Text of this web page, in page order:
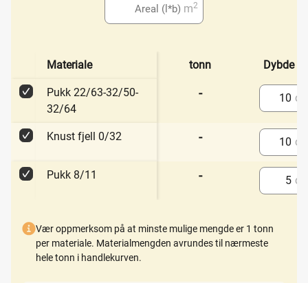
Ange area i kvadratmeter
m2
Materiale tonn
Dybde
Pukk 22/63-32/50-32/64 – Velge
Pukk 22/63-32/50-
32/64
-
Dybde
Knust fjell 0/32 – Velge
Knust fjell 0/32 -
Dybde
Pukk 8/11 – Velge
Pukk 8/11 -
Dybde
Vær oppmerksom på at minste mulige mengde er 1 tonn
per materiale. Materialmengden avrundes til nærmeste
hele tonn i handlekurven.